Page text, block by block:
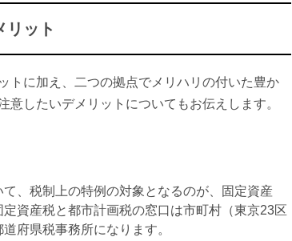
リット
トに加え、二つの拠点でメリハリの付いた豊か
したいデメリットについてもお伝えします。
、税制上の特例の対象となるのが、固定資産
資産税と都市計画税の窓口は市町村（東京23区
府県税事務所になります。